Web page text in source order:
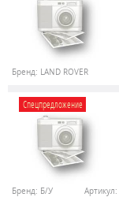
Бренд: LAND ROVER
Спецпредложение
Бренд: Б/У Артикул: